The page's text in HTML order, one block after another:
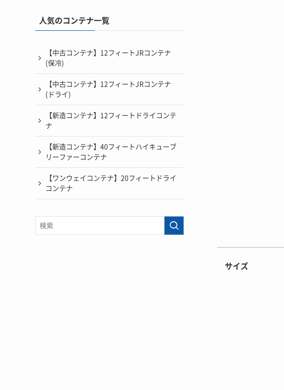
サイズ
人気のコンテナ一覧
【中古コンテナ】12フィートJRコンテナ
(保冷)
【中古コンテナ】12フィートJRコンテナ
(ドライ)
【新造コンテナ】12フィートドライコンテ
ナ
【新造コンテナ】40フィートハイキューブ
リーファーコンテナ
【ワンウェイコンテナ】20フィートドライ
コンテナ